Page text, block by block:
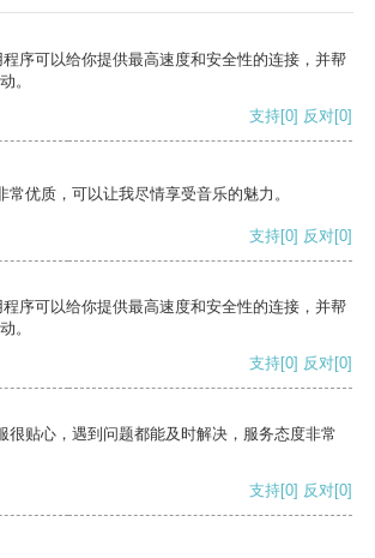
序可以给你提供最高速度和安全性的连接，并帮
。
支持[0] 反对[0]
常优质，可以让我尽情享受音乐的魅力。
支持[0] 反对[0]
序可以给你提供最高速度和安全性的连接，并帮
。
支持[0] 反对[0]
很贴心，遇到问题都能及时解决，服务态度非常
支持[0] 反对[0]